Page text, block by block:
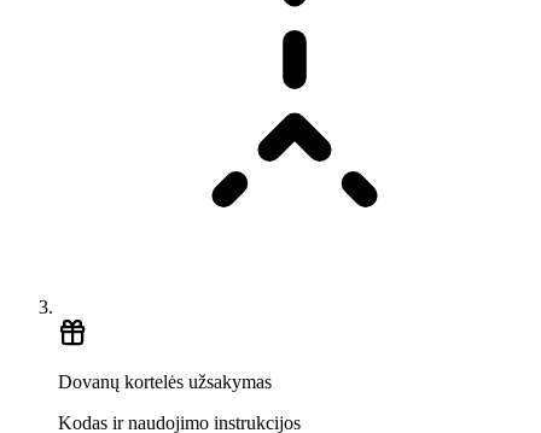
Dovanų kortelės užsakymas
Kodas ir naudojimo instrukcijos